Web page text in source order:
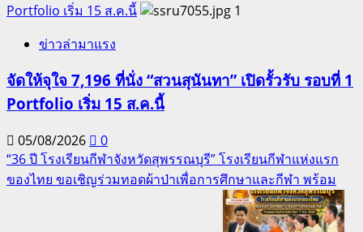
Portfolio เริ่ม 15 ส.ค.นี้
1
ข่าวล่ามาแรง
จัดให้จุใจ 7,196 ที่นั่ง “สวนสุนันทา” เปิดรั้วรับ รอบที่ 1
Portfolio เริ่ม 15 ส.ค.นี้
05/08/2026
0
“36 ปี โรงเรียนกีฬาจังหวัดสุพรรณบุรี” โรงเรียนกีฬาแห่งแรก
ของไทย ขอเชิญร่วมทอดผ้าป่าเพื่อการศึกษาและกีฬา พร้อม